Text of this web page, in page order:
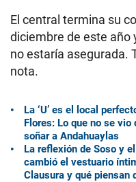
El central termina su
diciembre de este año
no estaría asegurada.
nota.
La ‘U’ es el local
Flores: Lo que no se
soñar a Andahuaylas
La reflexión de Soso y
cambió el vestuario
Clausura y qué piensan